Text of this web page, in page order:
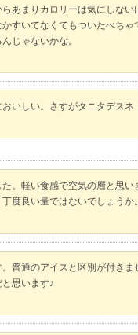
あまりカロリーは気にしない
すいてなくてもついたべちゃ
じゃないかな。
いしい。さすがタニタデスネ
。軽い食感で空気の層と思
度良い量ではないでしょうか
普通のアイスと区別が付き
思います♪